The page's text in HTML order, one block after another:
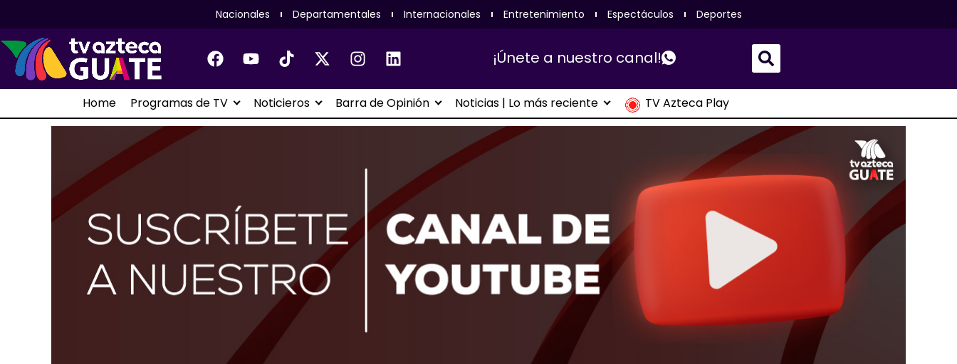
Nacionales Departamentales Internacionales Entretenimiento Espectáculos Deportes
¡Únete a nuestro canal!
Home Programas de TV Noticieros Barra de Opinión Noticias | Lo más reciente TV Azteca Play